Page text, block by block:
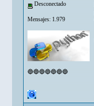
Desconectado
Mensajes: 1.979
🔵🔵🔵🔵🔵🔵🔵